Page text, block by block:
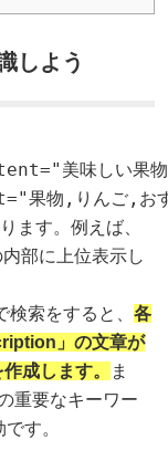
しよう
美味しい果物
果物,りんご,お
ます。例えば、
部に上位表示し
検索をすると、 各
」の文章が
成します。
ま
重要なキーワー
す。